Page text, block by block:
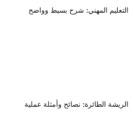
التعليم المهني: شرح بسيط وواضح
الريشة الطائرة: نصائح وأمثلة عملية